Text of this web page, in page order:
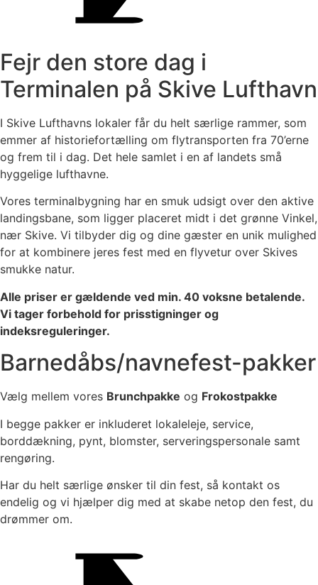
Fejr den store dag i
Terminalen på Skive Lufthavn
I Skive Lufthavns lokaler får du helt særlige rammer, som
emmer af historiefortælling om flytransporten fra 70’erne
og frem til i dag. Det hele samlet i en af landets små
hyggelige lufthavne.
Vores terminalbygning har en smuk udsigt over den aktive
landingsbane, som ligger placeret midt i det grønne Vinkel,
nær Skive. Vi tilbyder dig og dine gæster en unik mulighed
for at kombinere jeres fest med en flyvetur over Skives
smukke natur.
Alle priser er gældende ved min. 40 voksne betalende.
Vi tager forbehold for prisstigninger og
indeksreguleringer.
Barnedåbs/navnefest-pakker
Vælg mellem vores Brunchpakke og Frokostpakke
I begge pakker er inkluderet lokaleleje, service,
borddækning, pynt, blomster, serveringspersonale samt
rengøring.
Har du helt særlige ønsker til din fest, så kontakt os
endelig og vi hjælper dig med at skabe netop den fest, du
drømmer om.